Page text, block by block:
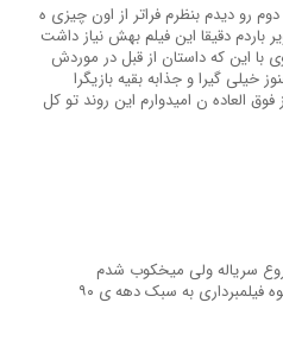
رو دیدم بنظرم فراتر از اون چیزی ه
دقیقا این فیلم بهش نیاز داشت
با این که داستان از قبل در موردش
خیلی گیرا و جذابه بقیه بازیگرا
العاده ن امیدوارم این روند تو کل
سریاله ولی میخکوب شدم
کارگردانی و انتخاب بازیگران و نحوه فیلمبرداری به سبک دهه ی ۹۰